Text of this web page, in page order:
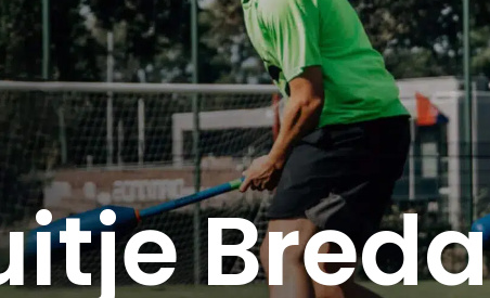
Breda